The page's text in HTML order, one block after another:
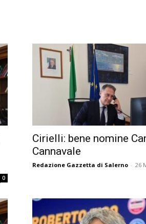
0
Cirielli: bene nomine
Cannavale
Redazione Gazzetta di Salerno - 26